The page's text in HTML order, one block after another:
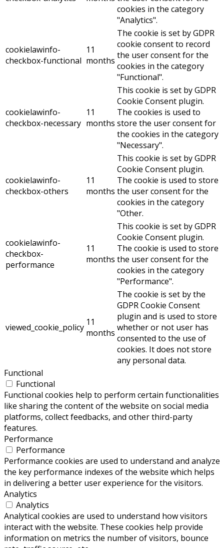
cookies in the category
"Analytics".
cookielawinfo-
checkbox-functional
11
months
The cookie is set by GDPR
cookie consent to record
the user consent for the
cookies in the category
"Functional".
cookielawinfo-
checkbox-necessary
11
months
This cookie is set by GDPR
Cookie Consent plugin.
The cookies is used to
store the user consent for
the cookies in the category
"Necessary".
cookielawinfo-
checkbox-others
11
months
This cookie is set by GDPR
Cookie Consent plugin.
The cookie is used to store
the user consent for the
cookies in the category
"Other.
cookielawinfo-
checkbox-
performance
11
months
This cookie is set by GDPR
Cookie Consent plugin.
The cookie is used to store
the user consent for the
cookies in the category
"Performance".
viewed_cookie_policy 11
months
The cookie is set by the
GDPR Cookie Consent
plugin and is used to store
whether or not user has
consented to the use of
cookies. It does not store
any personal data.
Functional
Functional
Functional cookies help to perform certain functionalities
like sharing the content of the website on social media
platforms, collect feedbacks, and other third-party
features.
Performance
Performance
Performance cookies are used to understand and analyze
the key performance indexes of the website which helps
in delivering a better user experience for the visitors.
Analytics
Analytics
Analytical cookies are used to understand how visitors
interact with the website. These cookies help provide
information on metrics the number of visitors, bounce